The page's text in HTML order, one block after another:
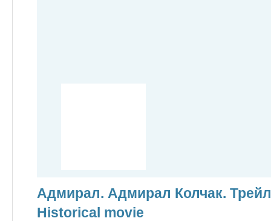
Адмирал. Адмирал Колчак.
Historical movie